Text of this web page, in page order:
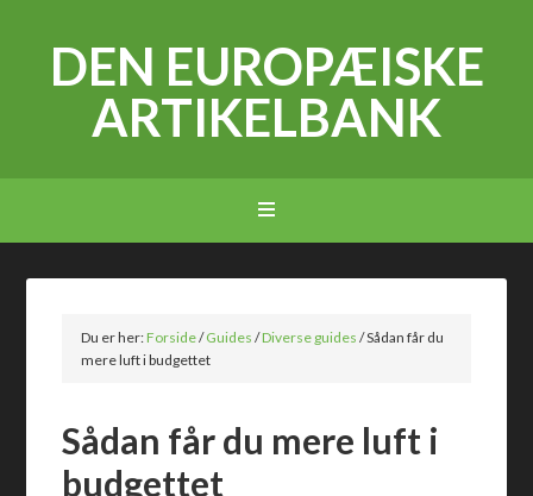
DEN EUROPÆISKE
ARTIKELBANK
Du er her:Forside/Guides /Diverse guides /Sådan får du
mere luft i budgettet
Sådan får du mere luft i
budgettet